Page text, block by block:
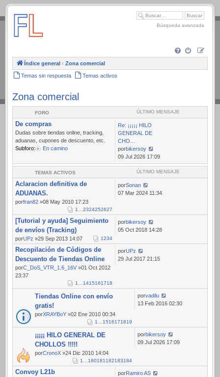
.
Búsqueda avanzada
Índice general ‹ Zona comercial
Temas sin respuesta Temas activos
Zona comercial
FORO ÚLTIMO MENSAJE
De compras
Dudas sobre tiendas online, tracking,
aduanas, cupones de descuento, etc.
Subforo:
En camino
Re: ¡¡¡¡¡ HILO
GENERAL DE
CHO…
porbikersoy
Ver
último
mensaje
09 Jul 2026 17:09
TEMAS ACTIVOS ÚLTIMO MENSAJE
Aclaracion definitiva de
ADUANAS.
porfran82 »08 May 2010 17:23
1 2324252627
porSonan
07 Mar 2024 11:34
[Tutorial y ayuda] Seguimiento
de envíos (Tracking)
porUPz »29 Sep 2013 14:07 1234
porbikersoy
05 Oct 2018 14:28
Recopilación de Códigos de
Descuento de Tiendas Online
porC_DoS_VTR_1.6_16V »01 Oct 2012
23:37
1 1415161718
porUPz
29 Jul 2017 21:15
Tiendas Online con envío
gratis!
porXRAYBoY »02 Ene 2010 00:34
1 1516171819
porvadilu
13 Feb 2016 02:30
¡¡¡¡¡ HILO GENERAL DE
CHOLLOS !!!!!
porCronoX »24 Dic 2010 14:04
1 180181 182183184
porbikersoy
09 Jul 2026 17:09
Convoy L21b porRamiro AS